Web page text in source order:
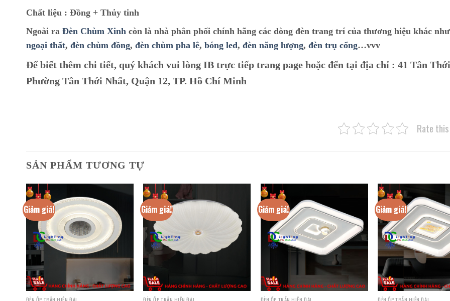
Chất liệu : Đồng + Thủy tinh
Ngoài ra Đèn Chùm Xinh còn là nhà phân phối chính hãng các dòng đèn trang trí của thương hiệu khác
ngoại thất, đèn chùm đồng, đèn chùm pha lê, bóng led, đèn năng lượng, đèn trụ cổng…vvv
Để biết thêm chi tiết, quý khách vui lòng IB trực tiếp trang page hoặc đến tại địa chỉ : 41 Tân
Phường Tân Thới Nhất, Quận 12, TP. Hồ Chí Minh
Rate
SẢN PHẨM TƯƠNG TỰ
Giảm giá! Giảm giá! Giảm giá! Giảm giá!